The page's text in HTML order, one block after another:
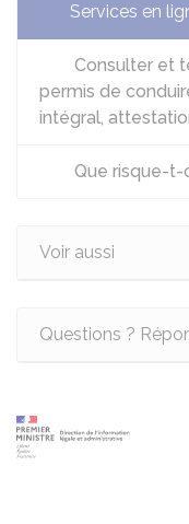
Services en
Consulter et
permis de
intégral,
Que risque-t-
Voir aussi
Questions ?